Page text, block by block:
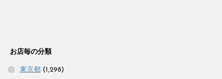
お店毎の分類
東京都 (1,298)